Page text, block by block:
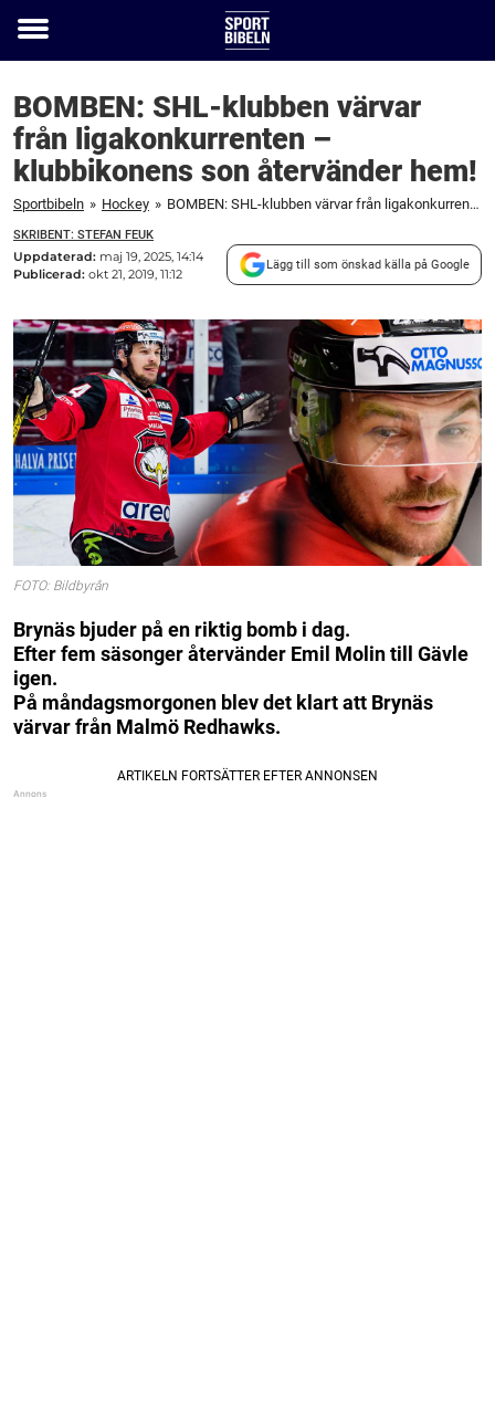
Toggle
BOMBEN: SHL-klubben värvar
från ligakonkurrenten –
klubbikonens son återvänder hem!
Sportbibeln » Hockey » BOMBEN: SHL-klubben värvar från ligakonkurrenten – klubbikonens son återvänder hem!
SKRIBENT: STEFAN FEUK
Uppdaterad: maj 19, 2025, 14:14
Publicerad: okt 21, 2019, 11:12
Lägg till som önskad källa på Google
FOTO: Bildbyrån
Brynäs bjuder på en riktig bomb i dag.
Efter fem säsonger återvänder Emil Molin till Gävle
igen.
På måndagsmorgonen blev det klart att Brynäs
värvar från Malmö Redhawks.